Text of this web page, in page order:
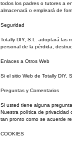
todos los padres o tutores a
almacenará o empleará de
Seguridad
Totally DIY, S.L. adoptará las
personal de la pérdida,
Enlaces a Otros Web
Si el sitio Web de Totally DIY,
Preguntas y Comentarios
Si usted tiene alguna
Nuestra política de privacidad
tan pronto como se acuerde
COOKIES